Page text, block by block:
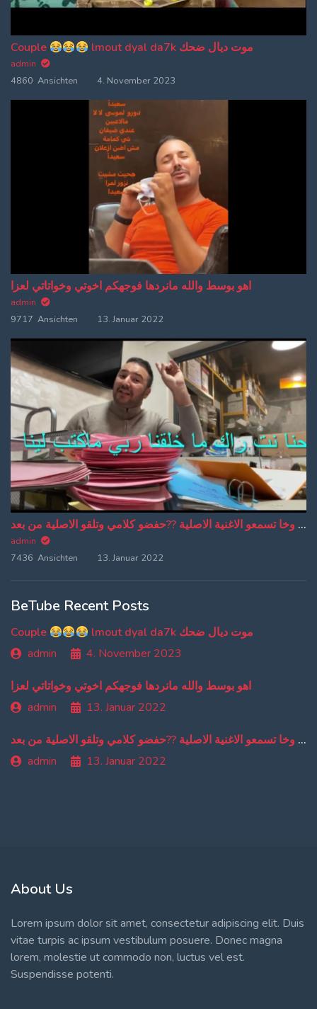
Couple lmout dyal da7k موت ديال ضحك
admin
4860 Ansichten
4. November 2023
اهو بوسط والله مانردها فوجهكم اخوتي وخواتاتي لعزا
admin
9717 Ansichten
13. Januar 2022
من دبا غادي تبقاو تسمعو ترجمة ديالي وخا تسمعو الاغنية الاصلية ??حفضو كلامي وتلقو الاصلية من بعد
admin
7436 Ansichten
13. Januar 2022
BeTube Recent Posts
Couple
lmout dyal da7k موت ديال ضحك
admin
4. November 2023
اهو بوسط والله مانردها فوجهكم اخوتي وخواتاتي لعزا
admin
13. Januar 2022
من دبا غادي تبقاو تسمعو ترجمة ديالي وخا تسمعو الاغنية الاصلية ??حفضو كلامي وتلقو الاصلية من بعد
admin
13. Januar 2022
About Us
Lorem ipsum dolor sit amet, consectetur adipiscing elit. Duis
vitae turpis ac ipsum vestibulum posuere. Donec magna
lorem, molestie ut commodo non, luctus vel est.
Suspendisse potenti.